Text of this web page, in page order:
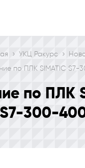
УКЦ Ракурс
по ПЛК SIMATIC S7-
по ПЛК
S7-300-